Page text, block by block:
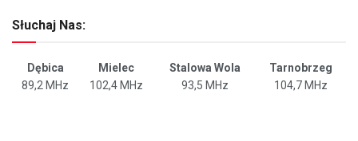
Słuchaj Nas:
Dębica Mielec Stalowa Wola
Tarnobrzeg
89,2 MHz
102,4 MHz 93,5 MHz 104,7 MHz